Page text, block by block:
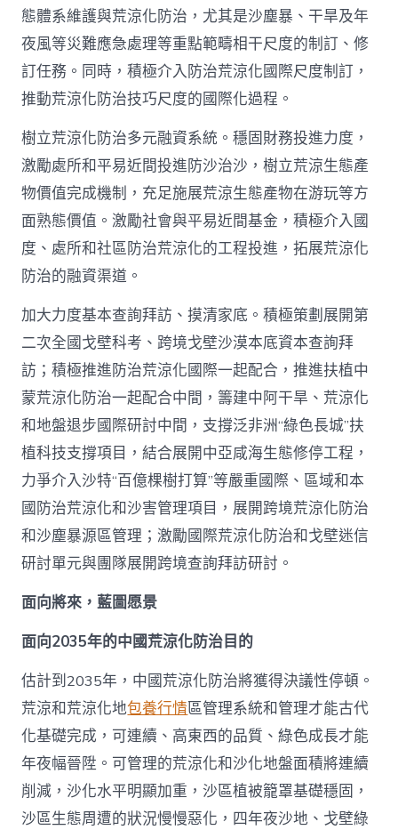
態體系維護與荒涼化防治，尤其是沙塵暴、干旱及年
夜風等災難應急處理等重點範疇相干尺度的制訂、修
訂任務。同時，積極介入防治荒涼化國際尺度制訂，
推動荒涼化防治技巧尺度的國際化過程。
樹立荒涼化防治多元融資系統。穩固財務投進力度，
激勵處所和平易近間投進防沙治沙，樹立荒涼生態產
物價值完成機制，充足施展荒涼生態產物在游玩等方
面熟態價值。激勵社會與平易近間基金，積極介入國
度、處所和社區防治荒涼化的工程投進，拓展荒涼化
防治的融資渠道。
加大力度基本查詢拜訪、摸清家底。積極策劃展開第
二次全國戈壁科考、跨境戈壁沙漠本底資本查詢拜
訪；積極推進防治荒涼化國際一起配合，推進扶植中
蒙荒涼化防治一起配合中間，籌建中阿干旱、荒涼化
和地盤退步國際研討中間，支撐泛非洲“綠色長城”扶
植科技支撐項目，結合展開中亞咸海生態修停工程，
力爭介入沙特“百億棵樹打算”等嚴重國際、區域和本
國防治荒涼化和沙害管理項目，展開跨境荒涼化防治
和沙塵暴源區管理；激勵國際荒涼化防治和戈壁迷信
研討單元與團隊展開跨境查詢拜訪研討。
面向將來，藍圖愿景
面向2035年的中國荒涼化防治目的
估計到2035年，中國荒涼化防治將獲得決議性停頓。
荒涼和荒涼化地包養行情區管理系統和管理才能古代
化基礎完成，可連續、高東西的品質、綠色成長才能
年夜幅晉陞。可管理的荒涼化和沙化地盤面積將連續
削減，沙化水平明顯加重，沙區植被籠罩基礎穩固，
沙區生態周遭的狀況慢慢惡化，四年夜沙地、戈壁綠